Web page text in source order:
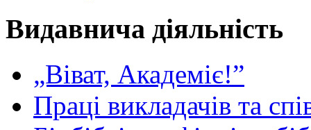
Видавнича діяльність
„Віват, Академіє!”
Праці викладачів та